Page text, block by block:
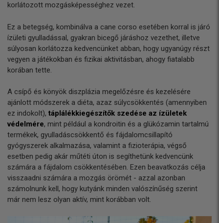
korlátozott mozgásképességhez vezet.
Ez a betegség, kombinálva a cane corso esetében korral is járó
ízületi gyulladással, gyakran bicegő járáshoz vezethet, illetve
súlyosan korlátozza kedvencünket abban, hogy ugyanúgy részt
vegyen a játékokban és fizikai aktivitásban, ahogy fiatalabb
korában tette.
A csípő és könyök diszplázia megelőzésre és kezelésére
ajánlott módszerek a diéta, azaz súlycsökkentés (amennyiben
ez indokolt), táplálékkiegészítők szedése az ízületek
védelmére, mint például a kondroitin és a glükózamin tartalmú
termékek, gyulladáscsökkentő és fájdalomcsillapító
gyógyszerek alkalmazása, valamint a fizioterápia, végső
esetben pedig akár műtéti úton is segíthetünk kedvencünk
számára a fájdalom csökkentésében. Ezen beavatkozás célja
visszaadni számára a mozgás örömét - azzal azonban
számolnunk kell, hogy kutyánk minden valószínűség szerint
már nem lesz olyan aktív, mint korábban volt.